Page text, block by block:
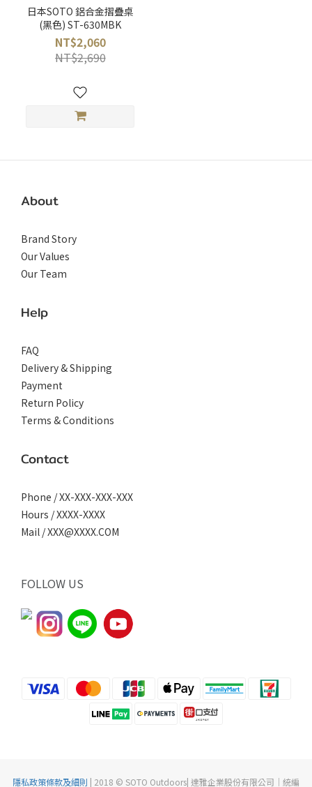
日本SOTO 鋁合金摺疊桌
(黑色) ST-630MBK
NT$2,060
NT$2,690
About
Brand Story
Our Values
Our Team
Help
FAQ
Delivery & Shipping
Payment
Return Policy
Terms & Conditions
Contact
Phone / XX-XXX-XXX-XXX
Hours / XXXX-XXXX
Mail / XXX@XXXX.COM
FOLLOW US
隱私政策條款及細則 | 2018 © SOTO Outdoors| 達雅企業股份有限公司｜統編